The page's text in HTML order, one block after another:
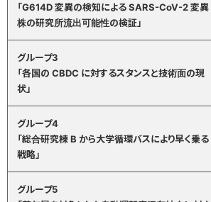
「G614D 変異の検知による SARS-CoV-2 変異
株の研究所流出可能性の検証」
グループ3
「各国の CBDC に対するスタンスと技術面の現
状」
グループ4
「総合研究棟 B から大学循環バスにより早く乗る
戦略」
グループ5